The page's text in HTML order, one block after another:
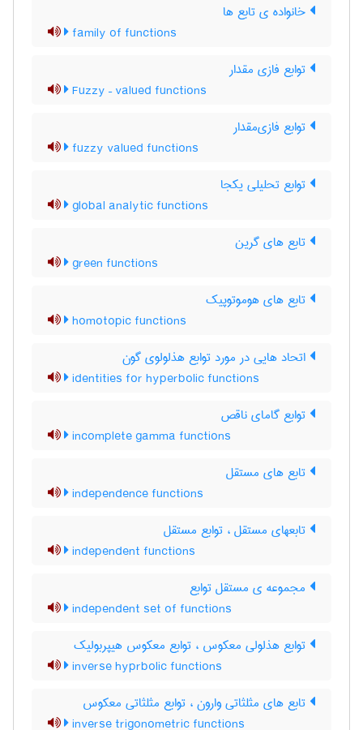
خانواده ی تابع ها
family of functions
توابع فازی مقدار
Fuzzy – valued functions
توابع فازی‌مقدار
fuzzy valued functions
توابع تحلیلی یکجا
global analytic functions
تابع های گرین
green functions
تابع های هوموتوپیک
homotopic functions
اتحاد هایی در مورد توابع هذلولوی گون
identities for hyperbolic functions
توابع گامای ناقص
incomplete gamma functions
تابع های مستقل
independence functions
تابعهای مستقل ، توابع مستقل
independent functions
مجموعه ی مستقل توابع
independent set of functions
توابع هذلولی معکوس ، توابع معکوس هیپربولیک
inverse hyprbolic functions
تابع های مثلثاتی وارون ، توابع مثلثاتی معکوس
inverse trigonometric functions